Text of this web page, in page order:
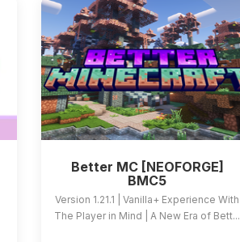
Better MC [NEOFORGE]
BMC5
Version 1.21.1 | Vanilla+ Experience With
The Player in Mind | A New Era of Bett...